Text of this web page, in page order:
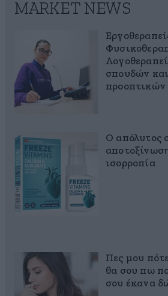
MARKET NEWS
σπουδών
προοπτικών
Ο απόλυτος
ισορροπία
Πες μου
θα σου πω
σου έκανα